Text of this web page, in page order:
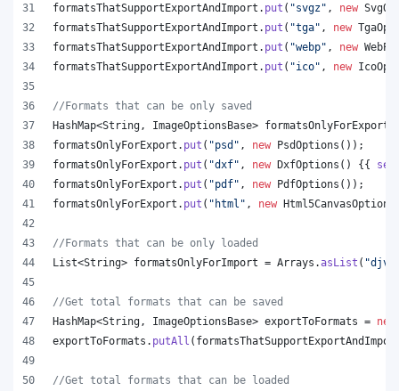
formatsThatSupportExportAndImport . put ( "svgz" , new
formatsThatSupportExportAndImport . put ( "tga" , new
formatsThatSupportExportAndImport . put ( "webp" , new
formatsThatSupportExportAndImport . put ( "ico" , new
//Formats that can be only saved
HashMap<String , ImageOptionsBase> formatsOnlyForExport
formatsOnlyForExport . put ( "psd" , new PsdOptions ());
formatsOnlyForExport . put ( "dxf" , new DxfOptions () {{
formatsOnlyForExport . put ( "pdf" , new PdfOptions ());
formatsOnlyForExport . put ( "html" , new Html5CanvasOptions
//Formats that can be only loaded
List<String> formatsOnlyForImport = Arrays .asList (
//Get total formats that can be saved
HashMap<String , ImageOptionsBase> exportToFormats = new
exportToFormats . putAll (
//Get total formats that can be loaded